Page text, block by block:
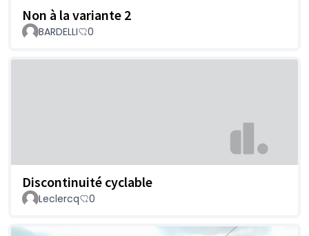
Non à la variante 2
BARDELLI 0
Discontinuité cyclable
Leclercq 0